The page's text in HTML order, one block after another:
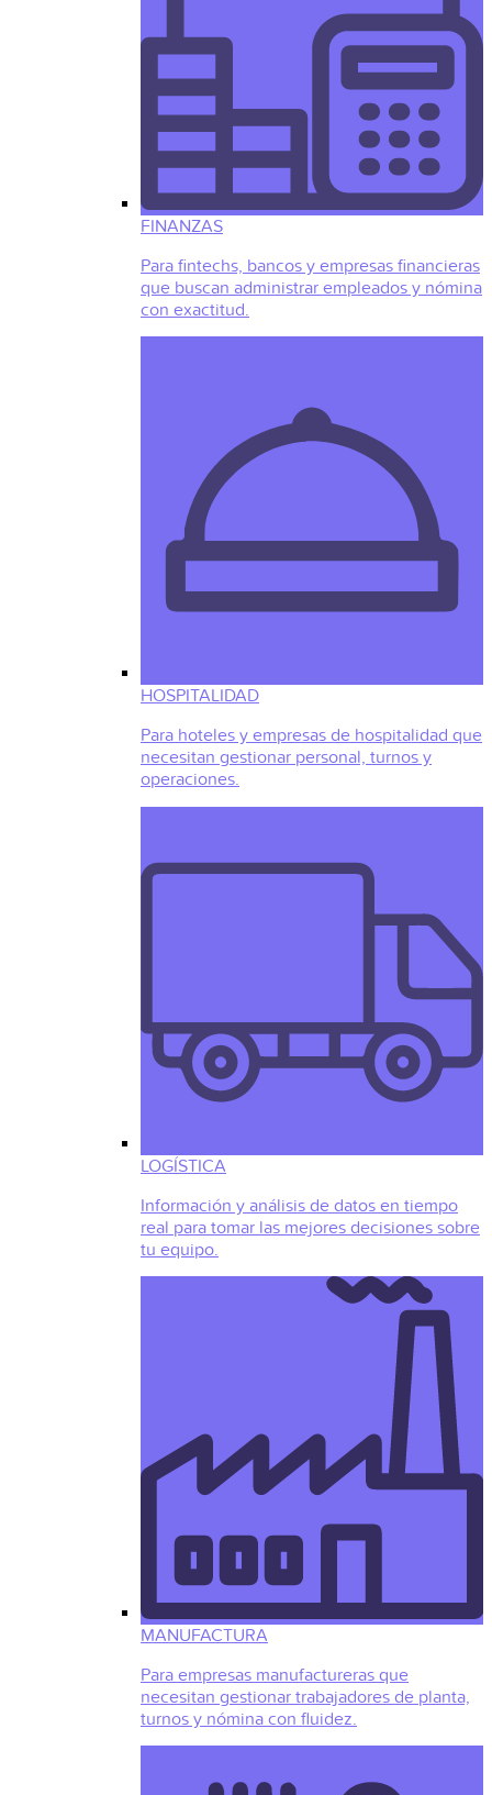
FINANZAS
Para fintechs, bancos y empresas financieras
que buscan administrar empleados y nómina
con exactitud.
HOSPITALIDAD
Para hoteles y empresas de hospitalidad que
necesitan gestionar personal, turnos y
operaciones.
LOGÍSTICA
Información y análisis de datos en tiempo
real para tomar las mejores decisiones sobre
tu equipo.
MANUFACTURA
Para empresas manufactureras que
necesitan gestionar trabajadores de planta,
turnos y nómina con fluidez.